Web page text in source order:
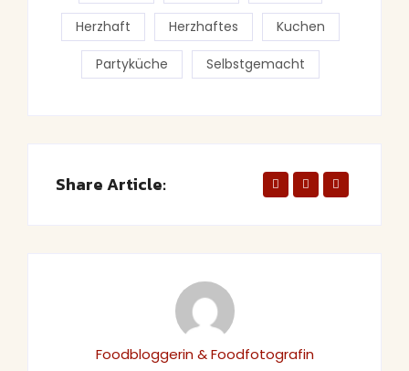
Herzhaft Herzhaftes Kuchen
Partyküche Selbstgemacht
Share Article:
Foodbloggerin & Foodfotografin